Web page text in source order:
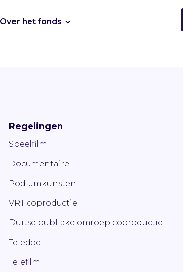
Over het fonds
Regelingen
Speelfilm
Documentaire
Podiumkunsten
VRT coproductie
Duitse publieke omroep coproductie
Teledoc
Telefilm